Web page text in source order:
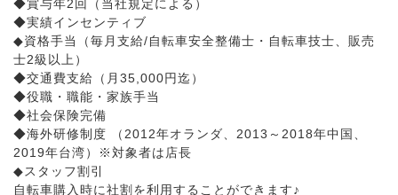
◆賞与年2回（当社規定による）
◆実績インセンティブ
◆資格手当（毎月支給/自転車安全整備士・自転車技士、販売
士2級以上）
◆交通費支給（月35,000円迄）
◆役職・職能・家族手当
◆社会保険完備
◆海外研修制度 （2012年オランダ、2013～2018年中国、
2019年台湾）※対象者は店長
◆スタッフ割引
自転車購入時に社割を利用することができます♪